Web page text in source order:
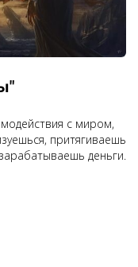
с миром,
притягиваешь
деньги.